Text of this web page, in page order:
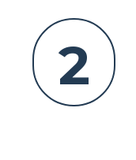
2